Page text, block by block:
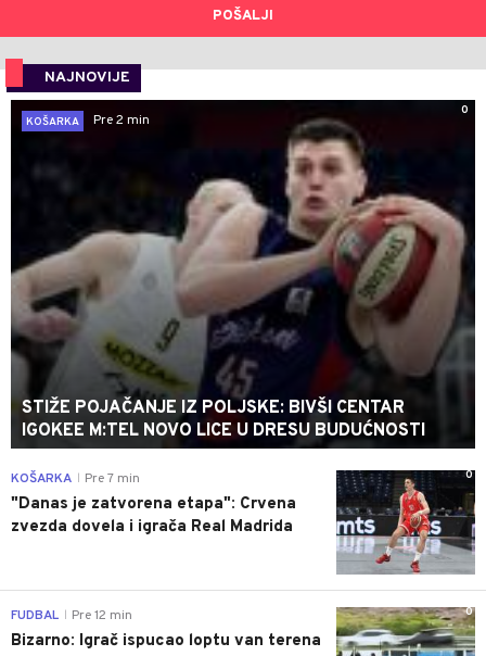
POŠALJI
NAJNOVIJE
0
KOŠARKA
Pre 2 min
STIŽE POJAČANJE IZ POLJSKE: BIVŠI CENTAR
IGOKEE M:TEL NOVO LICE U DRESU BUDUĆNOSTI
0
KOŠARKA Pre 7 min
"Danas je zatvorena etapa": Crvena
zvezda dovela i igrača Real Madrida
0
FUDBAL Pre 12 min
Bizarno: Igrač ispucao loptu van terena